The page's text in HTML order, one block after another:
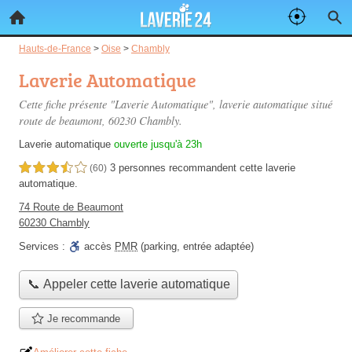
Hauts-de-France > Oise > Chambly
Laverie Automatique
Cette fiche présente "Laverie Automatique", laverie automatique situé
route de beaumont, 60230 Chambly.
Laverie automatique ouverte jusqu'à 23h
3,5 étoiles sur 5 (60) 3 personnes recommandent cette laverie
automatique.
74 Route de Beaumont
60230 Chambly
Services :
accès PMR (parking, entrée adaptée)
📞 Appeler cette laverie automatique
Je recommande